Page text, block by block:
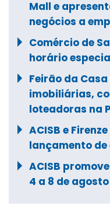
Mall e
negócios a
Comércio de
horário
Feirão da
imobiliárias,
loteadoras na
ACISB e
lançamento
ACISB
4 a 8 de